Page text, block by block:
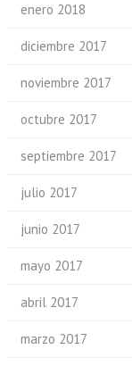
enero 2018
diciembre 2017
noviembre 2017
octubre 2017
septiembre 2017
julio 2017
junio 2017
mayo 2017
abril 2017
marzo 2017